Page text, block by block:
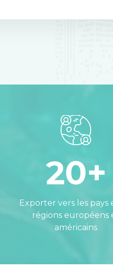
20+
Exporter vers les pays
régions européens
américains